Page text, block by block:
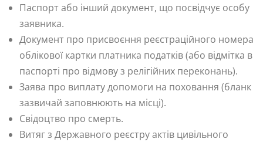
Паспорт або інший документ, що посвідчує особу
заявника.
Документ про присвоєння реєстраційного номера
облікової картки платника податків (або відмітка в
паспорті про відмову з релігійних переконань).
Заява про виплату допомоги на поховання (бланк
зазвичай заповнюють на місці).
Свідоцтво про смерть.
Витяг з Державного реєстру актів цивільного